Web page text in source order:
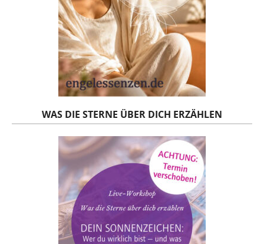
WAS DIE STERNE ÜBER DICH ERZÄHLEN